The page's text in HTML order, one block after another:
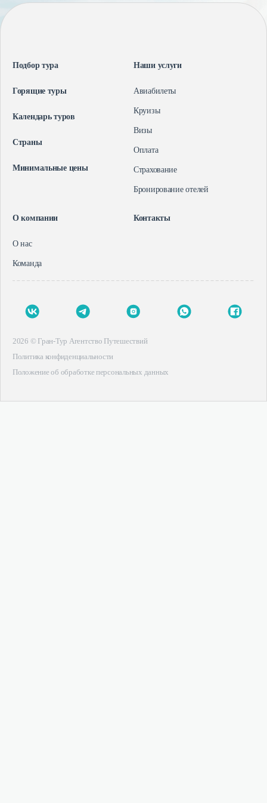
Подбор тура
Горящие туры
Календарь туров
Страны
Минимальные цены
Наши услуги
Авиабилеты
Круизы
Визы
Оплата
Страхование
Бронирование отелей
О компании
О нас
Команда
Контакты
2026 © Гран-Тур Агентство Путешествий
Политика конфиденциальности
Положение об обработке персональных данных